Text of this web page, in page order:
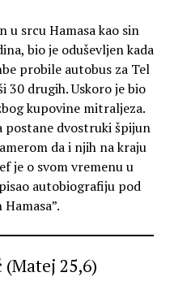
u srcu Hamasa kao sin
bio je oduševljen kada
probile autobus za Tel
30 drugih. Uskoro je bio
kupovine mitraljeza.
postane dvostruki špijun
da i njih na kraju
je o svom vremenu u
autobiografiju pod
25,6)